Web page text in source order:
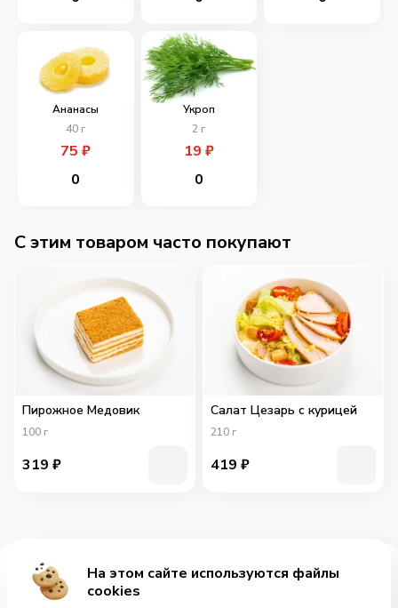
Ананасы
40 г
75₽
0
Укроп
2 г
19 ₽
0
Добавить за 745₽
C этим товаром часто покупают
Пирожное Медовик
100 г
319 ₽
Салат Цезарь с курицей
210 г
419 ₽
На этом сайте используются файлы
cookies